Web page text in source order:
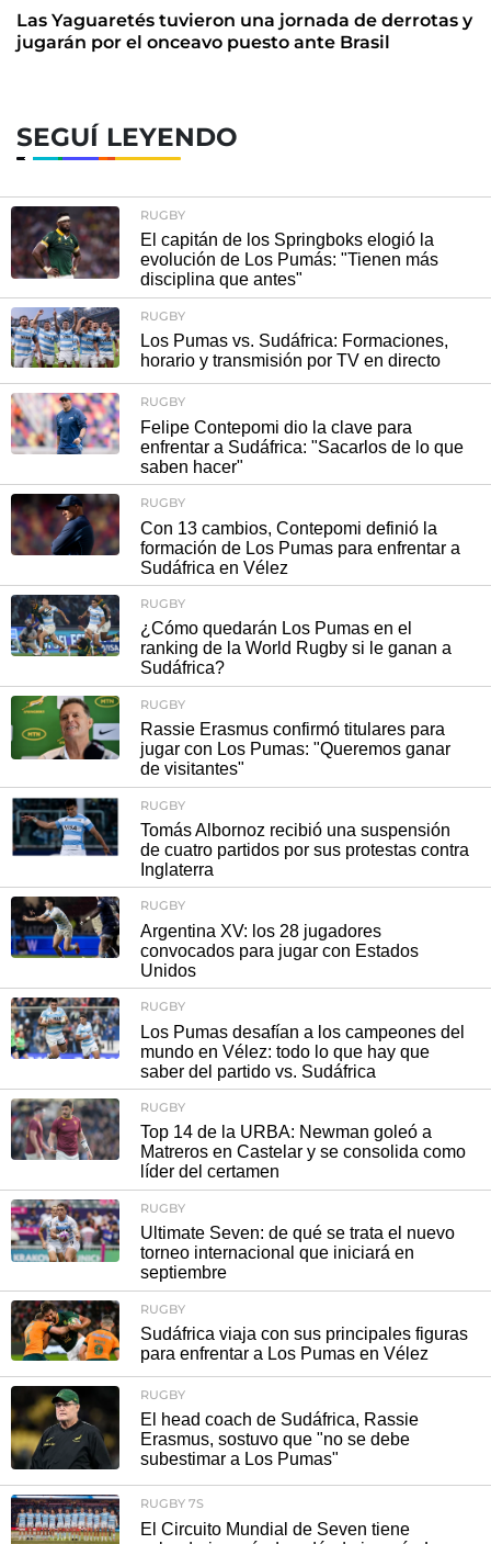
Las Yaguaretés tuvieron una jornada de derrotas y
jugarán por el onceavo puesto ante Brasil
SEGUÍ LEYENDO
RUGBY
El capitán de los Springboks elogió la
evolución de Los Pumás: "Tienen más
disciplina que antes"
RUGBY
Los Pumas vs. Sudáfrica: Formaciones,
horario y transmisión por TV en directo
RUGBY
Felipe Contepomi dio la clave para
enfrentar a Sudáfrica: "Sacarlos de lo que
saben hacer"
RUGBY
Con 13 cambios, Contepomi definió la
formación de Los Pumas para enfrentar a
Sudáfrica en Vélez
RUGBY
¿Cómo quedarán Los Pumas en el
ranking de la World Rugby si le ganan a
Sudáfrica?
RUGBY
Rassie Erasmus confirmó titulares para
jugar con Los Pumas: "Queremos ganar
de visitantes"
RUGBY
Tomás Albornoz recibió una suspensión
de cuatro partidos por sus protestas contra
Inglaterra
RUGBY
Argentina XV: los 28 jugadores
convocados para jugar con Estados
Unidos
RUGBY
Los Pumas desafían a los campeones del
mundo en Vélez: todo lo que hay que
saber del partido vs. Sudáfrica
RUGBY
Top 14 de la URBA: Newman goleó a
Matreros en Castelar y se consolida como
líder del certamen
RUGBY
Ultimate Seven: de qué se trata el nuevo
torneo internacional que iniciará en
septiembre
RUGBY
Sudáfrica viaja con sus principales figuras
para enfrentar a Los Pumas en Vélez
RUGBY
El head coach de Sudáfrica, Rassie
Erasmus, sostuvo que "no se debe
subestimar a Los Pumas"
RUGBY 7S
El Circuito Mundial de Seven tiene